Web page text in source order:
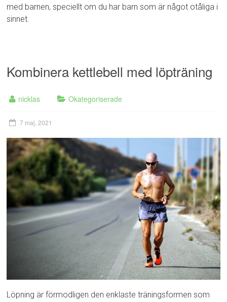
med barnen, speciellt om du har barn som är något otåliga i
sinnet.
Kombinera kettlebell med löpträning
nicklas Okategoriserade
7 maj, 2021
Löpning är förmodligen den enklaste träningsformen som